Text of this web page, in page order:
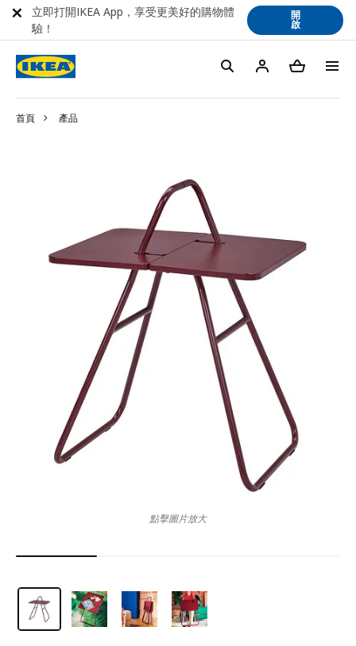
首頁 產品
點擊圖片放大
立即打開IKEA App，享受更美好的購物體
驗！
開
啟